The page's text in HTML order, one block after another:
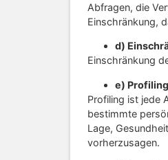
Abfragen, die
Einschränkung,
d)
Einschränkung
e) Profiling
Profiling ist jede
bestimmte
Lage,
vorherzusagen.